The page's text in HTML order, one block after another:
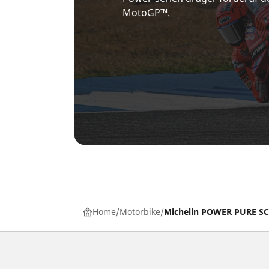
MotoGP™.
Home Motorbike Michelin POWER PURE SC